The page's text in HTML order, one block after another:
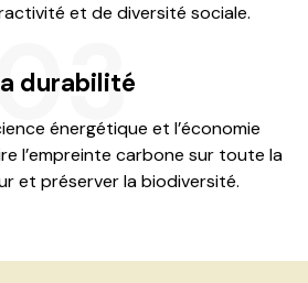
et de diversité sociale.
durabilité
énergétique et l’économie
l’empreinte carbone sur toute la
et préserver la biodiversité.